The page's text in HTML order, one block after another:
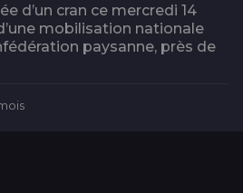
d’un cran ce mercredi 14
mobilisation nationale
paysanne, près de